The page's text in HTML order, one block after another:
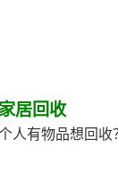
家居回收
人有物品想回收